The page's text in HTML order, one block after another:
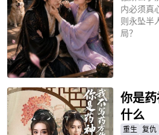
内必须真
则永坠半
局？
你是
什么
重生 复仇